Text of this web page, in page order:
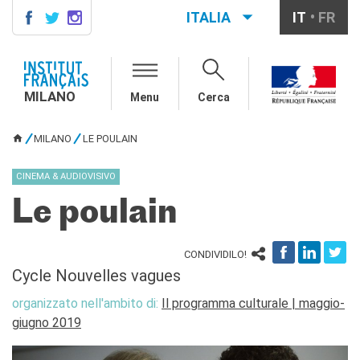
CONTATTI
CORSI DI FRANCESE
di francese
Corsi intensivi mensili di
francese
Corsi collettivi per bambini e
Ateliers tematici
Corsi di preparazione
DELF/DALF
Corsi per le scuole
ITALIA IT FR
MILANO Menu Cerca
MILANO LE POULAIN
CINEMA & AUDIOVISIVO
Le poulain
CONDIVIDILO!
Cycle Nouvelles vagues
organizzato nell'ambito di: Il programma culturale | maggio-
giugno 2019